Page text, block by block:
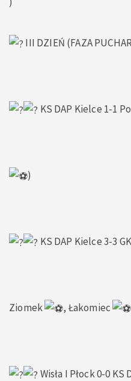
III DZIEŃ (FAZA
KS DAP Kielce 1-1
)
KS DAP Kielce 3-3
Ziomek , Łakomiec
Wisła I Płock 0-0 KS